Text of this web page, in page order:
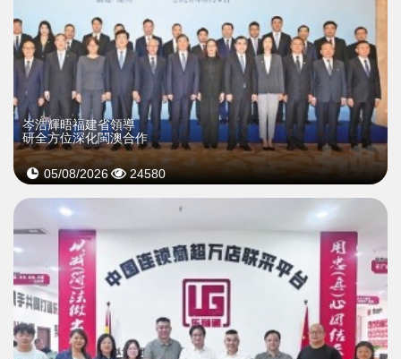
岑浩輝晤福建省領導
研全方位深化閩澳合作
05/08/2026 24580